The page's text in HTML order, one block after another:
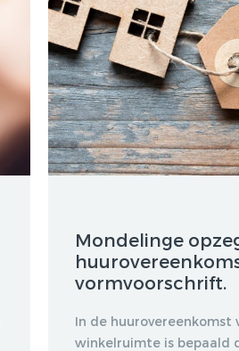
Mondelinge
vormvoorschrift.
In de huurovereenkomst
winkelruimte is bepaald